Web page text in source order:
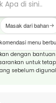
Masak dari bahan
menu
dengan
untuk
sebelum